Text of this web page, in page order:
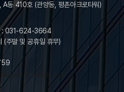
동 410호 (관양동, 평촌아크로타워)
031-624-3664
주말 및 공휴일 휴무)
by website.co.kr